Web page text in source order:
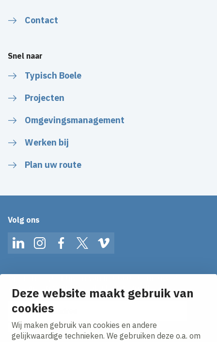
Deze website maakt gebruik van
cookies
Wij maken gebruik van cookies en andere
gelijkwaardige technieken. We gebruiken deze o.a. om
Contact
Snel naar
Typisch Boele
Projecten
Omgevingsmanagement
Werken bij
Plan uw route
Volg ons
LinkedInInstagramFacebookTwitterVimeo
Ontvang onze nieuws alerts in je mailbox!
E-mailadres
Ik ga akkoord met hetprivacy statement.